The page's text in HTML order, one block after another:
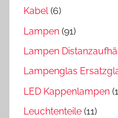
Kabel(6)
Lampen (91)
Lampen
Lampenglas
LED Kappenlampen
Leuchtenteile (11)